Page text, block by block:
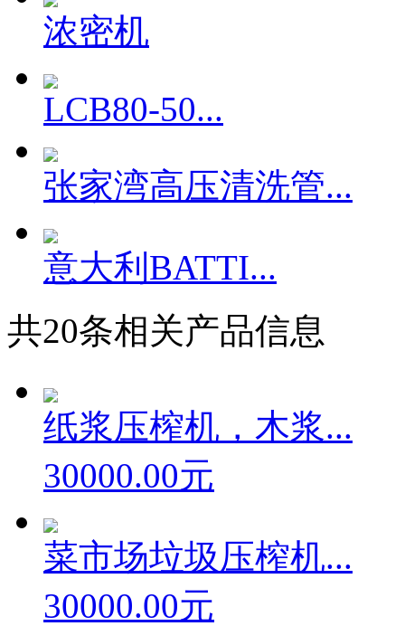
浓密机
LCB80-50...
张家湾高压清洗管...
意大利BATTI...
共20条相关产品信息
纸浆压榨机，木浆...
30000.00元
菜市场垃圾压榨机...
30000.00元